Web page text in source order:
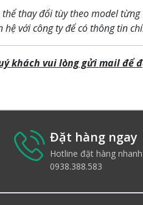
thay đổi tùy theo model
với công ty để có thông tin
khách vui lòng gửimail để
Đặt hàng ngay
Hotline đặt hàng
0938.388.583